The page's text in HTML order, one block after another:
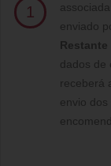
1
enviado
Restante
dados de
receberá
envio